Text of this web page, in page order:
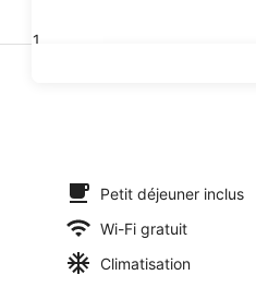
31
de l’hébergementPetit déjeuner inclus
Wi-Fi gratuit
Climatisation